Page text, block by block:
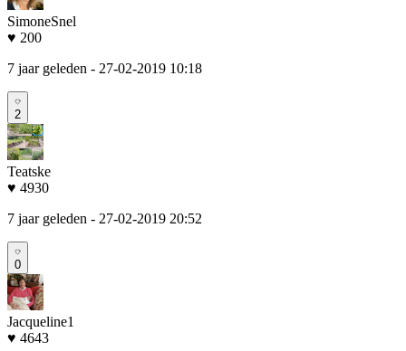
SimoneSnel
♥ 200
7 jaar geleden - 27-02-2019 10:18
2
Teatske
♥ 4930
7 jaar geleden - 27-02-2019 20:52
0
Jacqueline1
♥ 4643